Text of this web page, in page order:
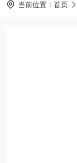
当前位置： 首页